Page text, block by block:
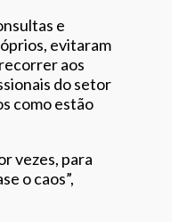
e
evitaram
aos
do setor
como estão
vezes, para
o caos”,